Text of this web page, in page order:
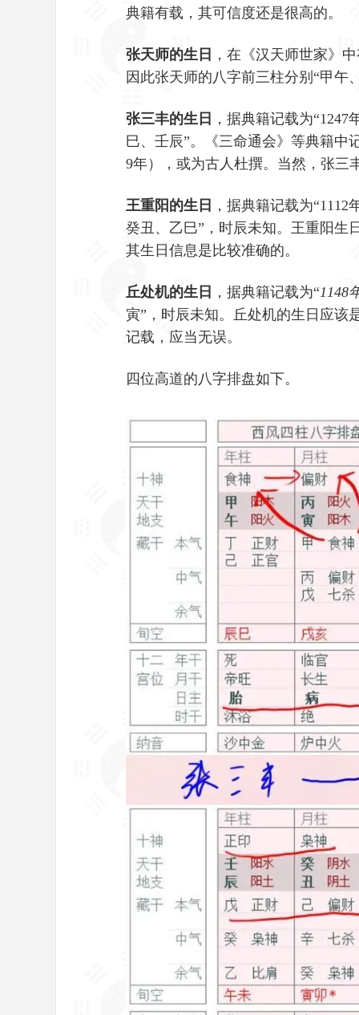
典籍有载，其可信度还是很高的。
张天师的生日 ，在《汉天师世家》
因此张天师的八字前三柱分别“甲午
张三丰的生日 ，据典籍记载为
巳、壬辰”。《三命通会》等典籍中
9年），或为古人杜撰。当然，张三
王重阳的生日 ，据典籍记载为
癸丑、乙巳”，时辰未知。王重阳生
其生日信息是比较准确的。
丘处机的生日 ，据典籍记载为“1148
寅”，时辰未知。丘处机的生日应该
记载，应当无误。
四位高道的八字排盘如下。